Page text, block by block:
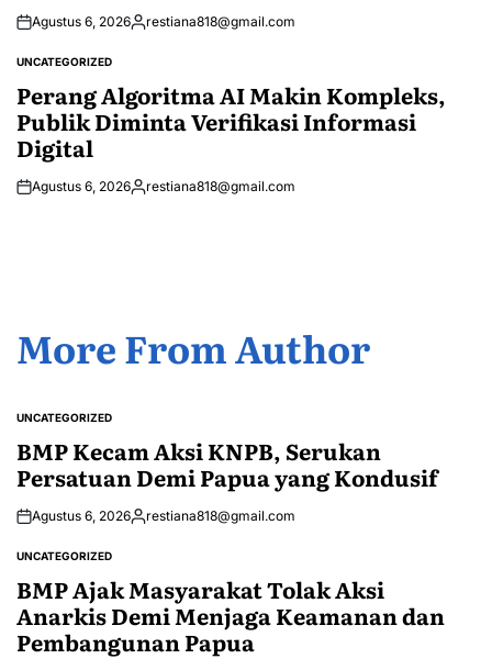
Agustus 6, 2026Posted
restiana818@gmail.com
POSTED
UNCATEGORIZED
Perang Algoritma AI Makin Kompleks,
Publik Diminta Verifikasi Informasi
Digital
Agustus 6, 2026Posted
restiana818@gmail.com
More From Author
POSTED
UNCATEGORIZED
BMP Kecam Aksi KNPB, Serukan
Persatuan Demi Papua yang Kondusif
Agustus 6, 2026Posted
restiana818@gmail.com
POSTED
UNCATEGORIZED
BMP Ajak Masyarakat Tolak Aksi
Anarkis Demi Menjaga Keamanan dan
Pembangunan Papua